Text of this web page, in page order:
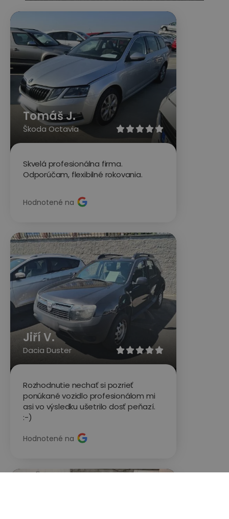

Tomáš J.
Škoda Octavia
Skvelá profesionálna firma.
Odporúčam, flexibilné rokovania.
Hodnotené na
 
Jiří V.
Dacia Duster
Rozhodnutie nechať si pozrieť
ponúkané vozidlo profesionálom mi
asi vo výsledku ušetrilo dosť peňazí.
:-)
Hodnotené na